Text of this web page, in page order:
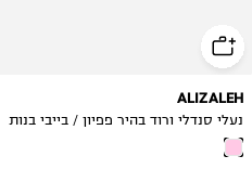
ALIZALEH
נעלי סנדלי ורוד בהיר פפיון / בייבי בנות